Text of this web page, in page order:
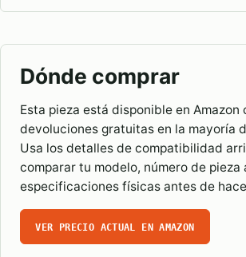
Dónde comprar
Esta pieza está disponible en Amazon
devoluciones gratuitas en la mayoría
Usa los detalles de compatibilidad
comparar tu modelo, número de pieza
especificaciones físicas antes de
VER PRECIO ACTUAL EN AMAZON